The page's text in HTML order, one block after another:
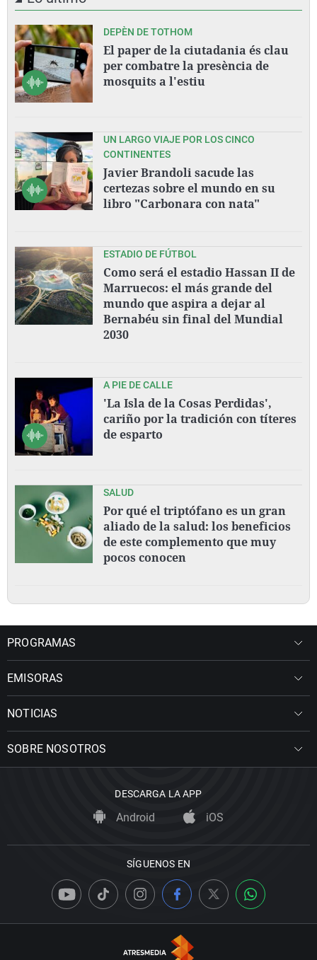
DEPÈN DE TOTHOM
El paper de la ciutadania és clau
per combatre la presència de
mosquits a l'estiu
UN LARGO VIAJE POR LOS CINCO
CONTINENTES
Javier Brandoli sacude las
certezas sobre el mundo en su
libro "Carbonara con nata"
ESTADIO DE FÚTBOL
Como será el estadio Hassan II de
Marruecos: el más grande del
mundo que aspira a dejar al
Bernabéu sin final del Mundial
2030
A PIE DE CALLE
'La Isla de la Cosas Perdidas',
cariño por la tradición con títeres
de esparto
SALUD
Por qué el triptófano es un gran
aliado de la salud: los beneficios
de este complemento que muy
pocos conocen
PROGRAMAS
EMISORAS
NOTICIAS
SOBRE NOSOTROS
DESCARGA LA APP
Android iOS
SÍGUENOS EN